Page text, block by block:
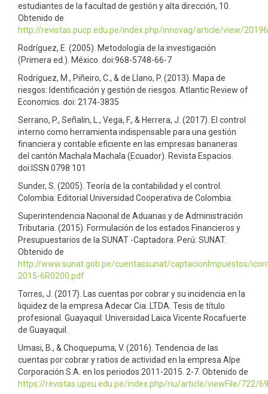
estudiantes de la facultad de gestión y alta dirección, 10.
Obtenido de
http://revistas.pucp.edu.pe/index.php/innovag/article/view/
Rodríguez, E. (2005). Metodología de la investigación
(Primera ed.). México. doi:968-5748-66-7
Rodríguez, M., Piñeiro, C., & de Llano, P. (2013). Mapa de
riesgos: Identificación y gestión de riesgos. Atlantic Review of
Economics. doi: 2174-3835
Serrano, P., Señalin, L., Vega, F., & Herrera, J. (2017). El control
interno como herramienta indispensable para una gestión
financiera y contable eficiente en las empresas bananeras
del cantón Machala Machala (Ecuador). Revista Espacios.
doi:ISSN 0798 101
Sunder, S. (2005). Teoría de la contabilidad y el control.
Colombia: Editorial Universidad Cooperativa de Colombia.
Superintendencia Nacional de Aduanas y de Administración
Tributaria. (2015). Formulación de los estados Financieros y
Presupuestarios de la SUNAT -Captadora. Perú: SUNAT.
Obtenido de
http://www.sunat.gob.pe/cuentassunat/captacionImpuestos/
2015-6R0200.pdf
Torres, J. (2017). Las cuentas por cobrar y su incidencia en la
liquidez de la empresa Adecar Cia. LTDA. Tesis de título
profesional. Guayaquil: Universidad Laica Vicente Rocafuerte
de Guayaquil.
Umasi, B., & Choquepuma, V. (2016). Tendencia de las
cuentas por cobrar y ratios de actividad en la empresa Alpe
Corporación S.A. en los periodos 2011-2015. 2-7. Obtenido de
https://revistas.upeu.edu.pe/index.php/riu/article/viewFile/722/